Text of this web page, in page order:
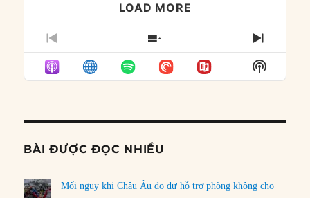
LOAD MORE
PREVIOUS
EPISODE
SHOW
EPISODES
LIST
NEXT
Show
Podcast
BÀI ĐƯỢC ĐỌC NHIỀU
Mối nguy khi Châu Âu do dự hỗ trợ phòng không cho